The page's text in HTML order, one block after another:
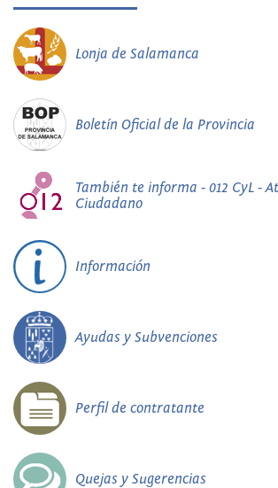
Lonja de Salamanca
Boletín Oficial de la Provincia
También te informa - 012 CyL -
Ciudadano
Información
Ayudas y Subvenciones
Perfil de contratante
Quejas y Sugerencias